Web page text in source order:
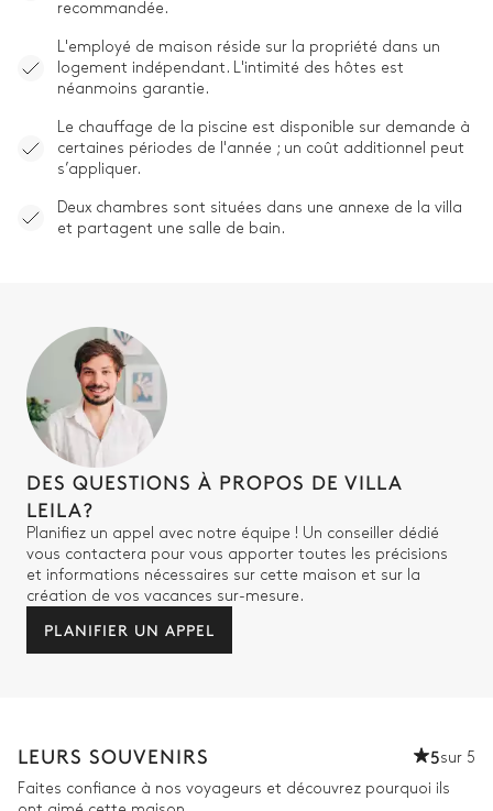
recommandée.
L'employé de maison réside sur la propriété dans un
logement indépendant. L'intimité des hôtes est
néanmoins garantie.
Le chauffage de la piscine est disponible sur demande à
certaines périodes de l'année ; un coût additionnel peut
s’appliquer.
Deux chambres sont situées dans une annexe de la villa
et partagent une salle de bain.
DES QUESTIONS À PROPOS DE VILLA
LEILA?
Planifiez un appel avec notre équipe ! Un conseiller dédié
vous contactera pour vous apporter toutes les précisions
et informations nécessaires sur cette maison et sur la
création de vos vacances sur-mesure.
PLANIFIER UN APPEL
LEURS SOUVENIRS 5sur 5
Faites confiance à nos voyageurs et découvrez pourquoi ils